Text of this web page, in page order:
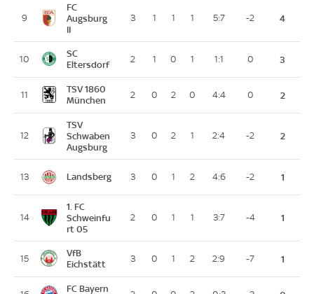
9
FC
Augsburg
II
3 1 1 1 5:7 -2 4
10
SC
Eltersdorf
2 1 0 1 1:1 0 3
11
TSV 1860
München
2 0 2 0 4:4 0 2
12
TSV
Schwaben
Augsburg
3 0 2 1 2:4 -2 2
13 Landsberg 3 0 1 2 4:6 -2 1
14
1. FC
Schweinfu
rt 05
2 0 1 1 3:7 -4 1
15
VfB
Eichstätt
3 0 1 2 2:9 -7 1
FC Bayern